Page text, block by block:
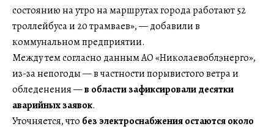
состоянию на утро на маршрутах города работают 52
троллейбуса и 20 трамваев», — добавили в
коммунальном предприятии.
Между тем согласно данным АО «Николаевоблэнерго»,
из-за непогоды — в частности порывистого ветра и
обледенения —в области зафиксировали десятки
аварийных заявок.
Уточняется, что без электроснабжения остаются около